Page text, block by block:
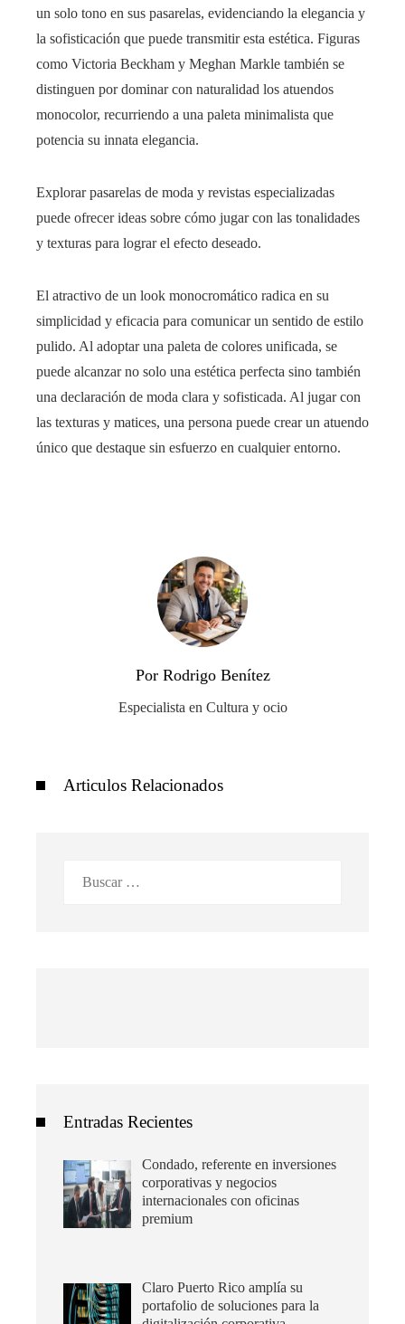
un solo tono en sus pasarelas, evidenciando la elegancia y
la sofisticación que puede transmitir esta estética. Figuras
como Victoria Beckham y Meghan Markle también se
distinguen por dominar con naturalidad los atuendos
monocolor, recurriendo a una paleta minimalista que
potencia su innata elegancia.
Explorar pasarelas de moda y revistas especializadas
puede ofrecer ideas sobre cómo jugar con las tonalidades
y texturas para lograr el efecto deseado.
El atractivo de un look monocromático radica en su
simplicidad y eficacia para comunicar un sentido de estilo
pulido. Al adoptar una paleta de colores unificada, se
puede alcanzar no solo una estética perfecta sino también
una declaración de moda clara y sofisticada. Al jugar con
las texturas y matices, una persona puede crear un atuendo
único que destaque sin esfuerzo en cualquier entorno.
Por Rodrigo Benítez
Especialista en Cultura y ocio
Articulos Relacionados
Entradas Recientes
Condado, referente en inversiones
corporativas y negocios
internacionales con oficinas
premium
Claro Puerto Rico amplía su
portafolio de soluciones para la